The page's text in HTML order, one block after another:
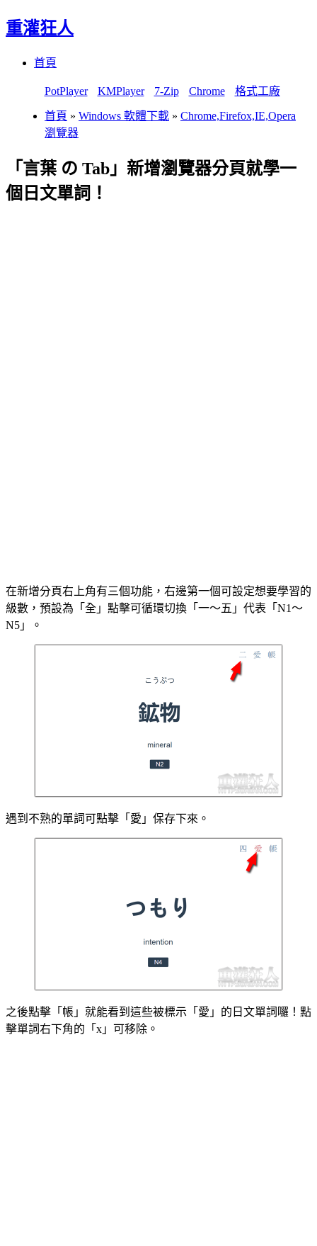
重灌狂人
首頁
PotPlayer KMPlayer 7-Zip Chrome 格式工廠
首頁 » Windows 軟體下載 » Chrome,Firefox,IE,Opera
瀏覽器
「言葉 の Tab」新增瀏覽器分頁就學一
個日文單詞！
在新增分頁右上角有三個功能，右邊第一個可設定想要學習的
級數，預設為「全」點擊可循環切換「一～五」代表「N1～
N5」。
遇到不熟的單詞可點擊「愛」保存下來。
之後點擊「帳」就能看到這些被標示「愛」的日文單詞囉！點
擊單詞右下角的「x」可移除。